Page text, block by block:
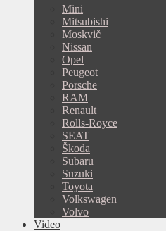
Mini
Mitsubishi
Moskvič
Nissan
Opel
Peugeot
Porsche
RAM
Renault
Rolls-Royce
SEAT
Škoda
Subaru
Suzuki
Toyota
Volkswagen
Volvo
Video